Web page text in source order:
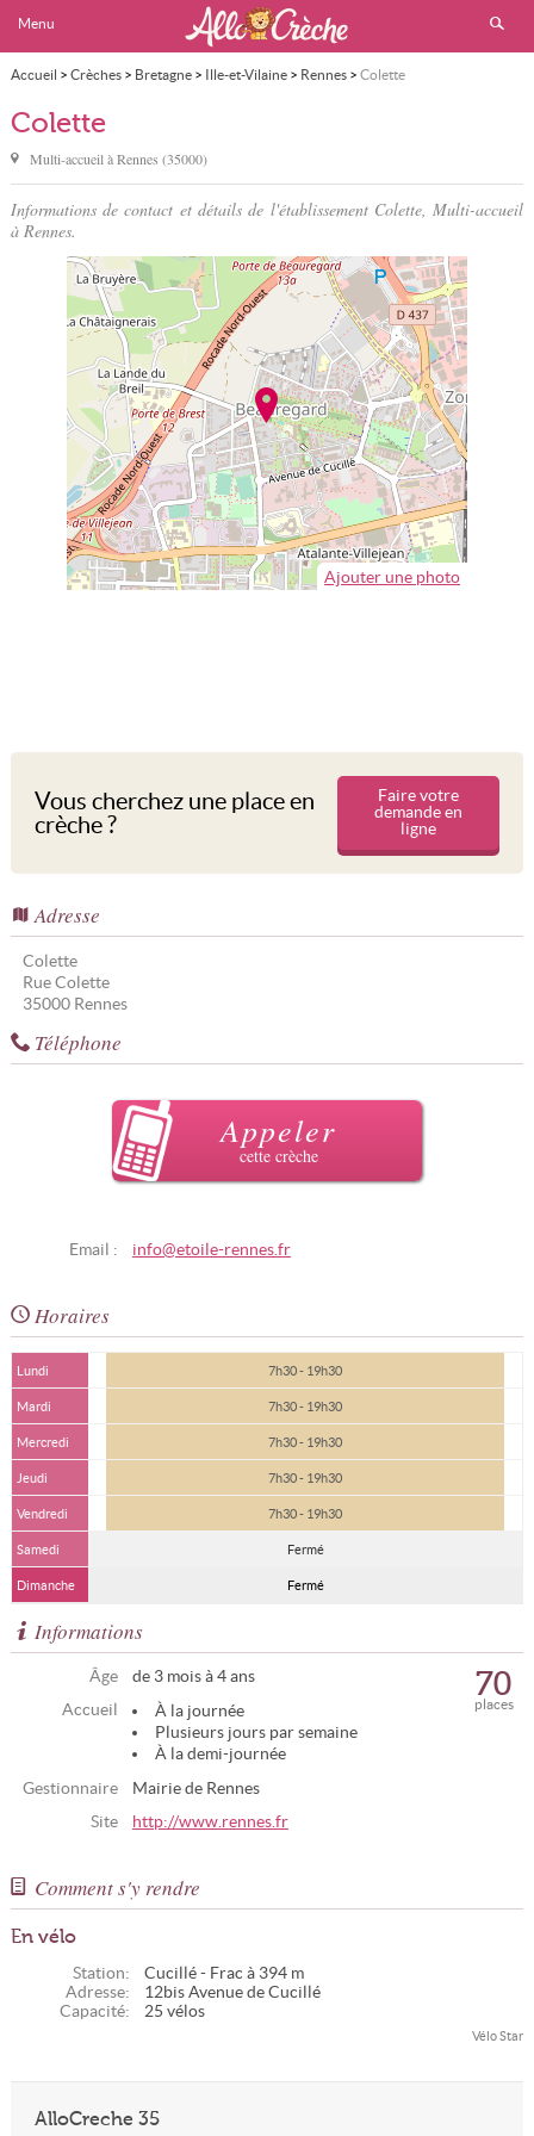
Menu
Accueil > Crèches> Bretagne> Ille-et-Vilaine> Rennes> Colette
Colette
Multi-accueil àRennes (35000)
Informations de contact et détails de l'établissement Colette, Multi-accueil
à Rennes.
Ajouter une photo
Vous cherchez une place en
crèche ?
Faire votre
demande en
ligne
Adresse
Colette
Rue Colette
35000 Rennes
Téléphone
Appeler
cette crèche
Email : info@etoile-rennes.fr
Horaires
Lundi 7h30 - 19h30
Mardi 7h30 - 19h30
Mercredi 7h30 - 19h30
Jeudi 7h30 - 19h30
Vendredi 7h30 - 19h30
Samedi Fermé
Dimanche Fermé
Informations
Âge
de 3 mois à 4 ans
Accueil
À la journée
Plusieurs jours par semaine
À la demi-journée
Gestionnaire
Mairie de Rennes
Site
http://www.rennes.fr
places
70
Comment s'y rendre
En vélo
Station:
Cucillé - Frac à 394 m
Adresse:
12bis Avenue de Cucillé
Capacité:
25 vélos
Vélo Star
AlloCreche 35